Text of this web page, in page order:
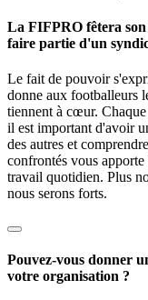
La FIFPRO fêtera son
faire partie d'un
Le fait de pouvoir
donne aux footballeurs
tiennent à cœur.
il est important d'avoir
des autres et
confrontés vous apporte
travail quotidien. Plus
nous serons forts.
Pouvez-vous donner
votre organisation ?